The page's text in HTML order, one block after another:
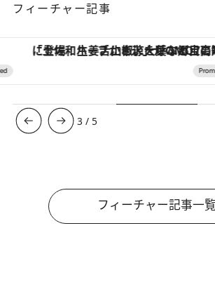
フィーチャー記事
「土佐和ハーブかき氷」がOMO7高知に登場！生姜、山椒、大葉など目にも舌にも涼を呼ぶ
3 / 5
フィーチャー記事一覧